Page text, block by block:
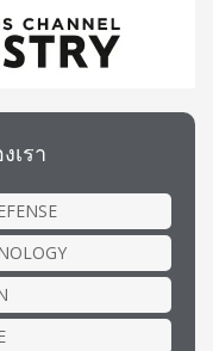
เรา